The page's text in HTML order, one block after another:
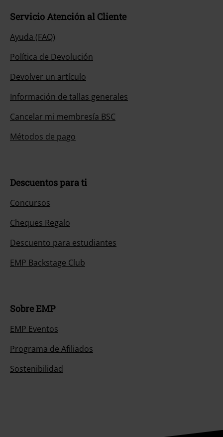
Servicio Atención al Cliente
Ayuda (FAQ)
Política de Devolución
Devolver un artículo
Información de tallas generales
Cancelar mi membresía BSC
Métodos de pago
Descuentos para ti
Concursos
Cheques Regalo
Descuento para estudiantes
EMP Backstage Club
Sobre EMP
EMP Eventos
Programa de Afiliados
Sostenibilidad